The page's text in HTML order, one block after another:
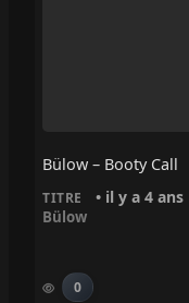
Bülow – Booty Call
TITRE • il y a 4 ans
Bülow
0